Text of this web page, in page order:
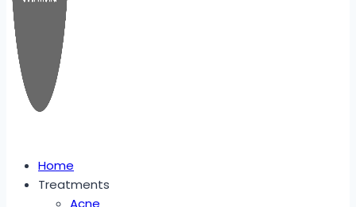
Home
Treatments
Acne